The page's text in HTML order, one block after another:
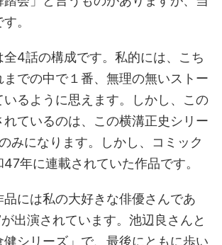
。
全4話の構成です。私的には、こち
までの中で１番、無理の無いストー
いるように思えます。しかし、この
ているのは、この横溝正史シリー
みになります。しかし、コミック
年に連載されていた作品です。
品には私の大好きな俳優さんであ
が出演されています。池辺良さんと
シリーズ」で、最後にともに歩い